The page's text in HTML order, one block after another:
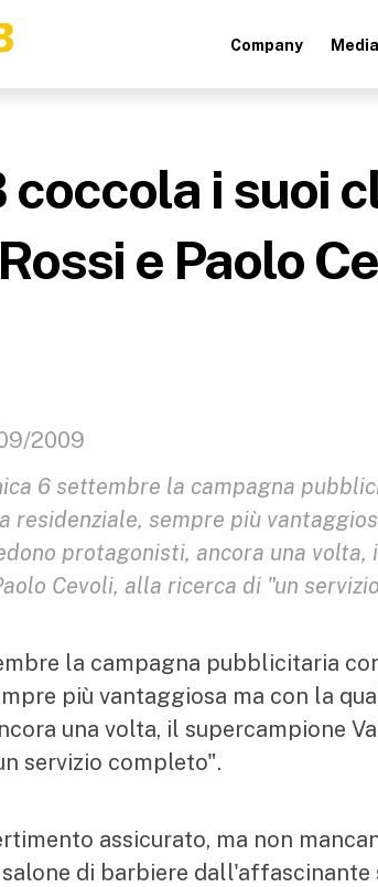
Company Media
coccola i suoi
e Paolo
2009
6 settembre la campagna
residenziale, sempre più
protagonisti, ancora una
Cevoli, alla ricerca di "un
la campagna pubblicitaria
più vantaggiosa ma con la
una volta, il supercampione
servizio completo".
assicurato, ma non
di barbiere dall'affascinante